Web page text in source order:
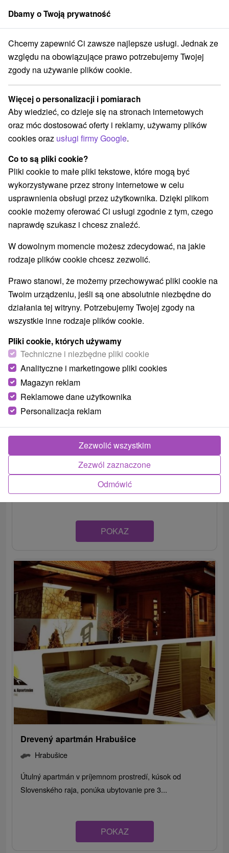
członek grupySorger
Apartmány Východné Slovensko Košický kraj Hrabušice
Apartmány Hrabušice
Kategorie
Wszystkie kategorie
Hotele na Slovacji(1)
Apartmány(10) Chaty na prenájom
Penzióny (5) Priváty(9)
Wybierz lokalizację lub datę
WSZYSTKO TOP - BESTSELLERY NAJTAŃSZE
Domček a Privát Milan Hrabušice
Ubytovanie v tichom prostredí obce Hrabušice ponúka na
spoločnom pozemku možnosť výberu medzi Privátom
POKAZ
Drevený apartmán Hrabušice
Hrabušice
Útulný apartmán v príjemnom prostredí, kúsok od
Slovenského raja, ponúka ubytovanie pre 3...
POKAZ
Dbamy o Twoją prywatność
Chcemy zapewnić Ci zawsze najlepsze usługi. Jednak ze
względu na obowiązujące prawo potrzebujemy Twojej
zgody na używanie plików cookie.
Więcej o personalizacji i pomiarach
Aby wiedzieć, co dzieje się na stronach internetowych
oraz móc dostosować oferty i reklamy, używamy plików
cookies oraz usługi firmy Google.
Co to są pliki cookie?
Pliki cookie to małe pliki tekstowe, które mogą być
wykorzystywane przez strony internetowe w celu
usprawnienia obsługi przez użytkownika. Dzięki plikom
cookie możemy oferować Ci usługi zgodnie z tym, czego
naprawdę szukasz i chcesz znaleźć.
W dowolnym momencie możesz zdecydować, na jakie
rodzaje plików cookie chcesz zezwolić.
Prawo stanowi, że możemy przechowywać pliki cookie na
Twoim urządzeniu, jeśli są one absolutnie niezbędne do
działania tej witryny. Potrzebujemy Twojej zgody na
wszystkie inne rodzaje plików cookie.
Pliki cookie, których używamy
Techniczne i niezbędne pliki cookie
Analityczne i marketingowe pliki cookies
Magazyn reklam
Reklamowe dane użytkownika
Personalizacja reklam
Odmówić
Zezwól zaznaczone
Zezwolić wszystkim